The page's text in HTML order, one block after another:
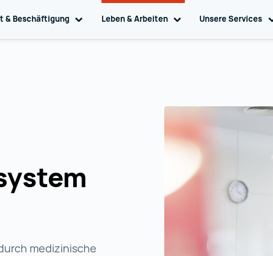
& Beschäftigung Toggle sub navigation
Leben & Arbeiten Toggle sub navigation
Unsere Services
medizinische